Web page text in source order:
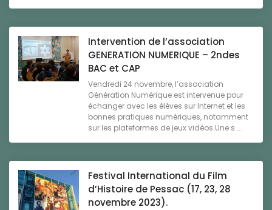
Intervention de l’association
GENERATION NUMERIQUE – 2ndes
BAC et CAP
Vendredi 24 novembre, l’association
Génération Numérique est intervenue pour
échanger avec les élèves sur Internet et les
bonnes pratiques numériques, notamment
sur les plateformes de jeux vidéos.Une s ...
Festival International du Film
d’Histoire de Pessac (17, 23, 28
novembre 2023).